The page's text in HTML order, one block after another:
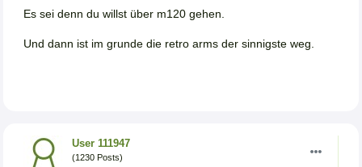
Es sei denn du willst über m120 gehen.
Und dann ist im grunde die retro arms der sinnigste weg.
User 111947
(1230 Posts)